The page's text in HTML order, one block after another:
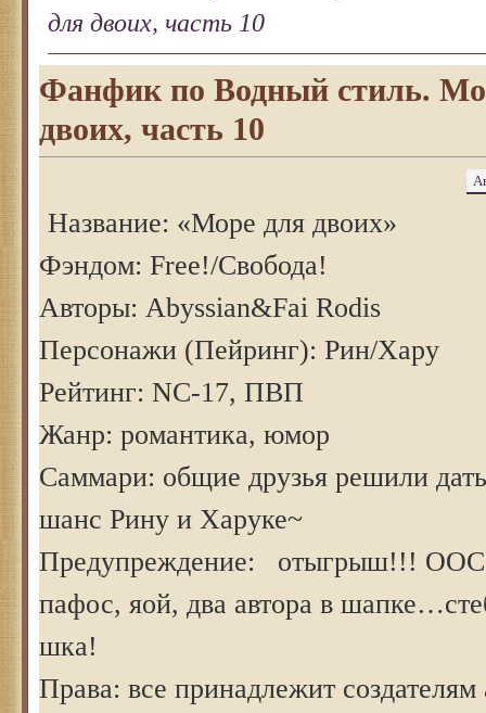
для двоих, часть 10
Фанфик по Водный стиль.
двоих, часть 10
Название: «Море для двоих»
Фэндом: Free!/Свобода!
Авторы: Abyssian&Fai Rodis
Персонажи (Пейринг): Рин/Хару
Рейтинг: NC-17, ПВП
Жанр: романтика, юмор
Саммари: общие друзья решили
шанс Рину и Харуке~
Предупреждение: отыгрыш!!! ООС
пафос, яой, два автора в
шка!
Права: все принадлежит